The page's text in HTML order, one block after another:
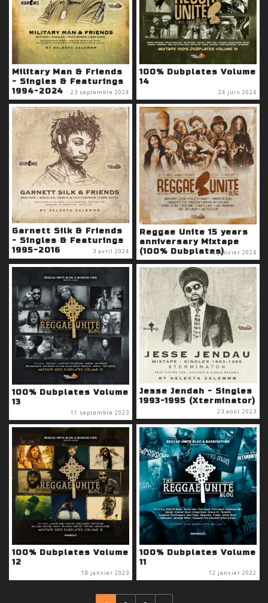
Military Man & Friends
- Singles & Featurings
1994-2024
23 septembre 2024
100% Dubplates Volume
14
24 juin 2024
Garnett Silk & Friends
- Singles & Featurings
1995-2016
3 avril 2024
Reggae Unite 15 years
anniversary Mixtape
(100% Dubplates)14 janvier 2024
100% Dubplates Volume
13
11 septembre 2023
Jesse Jendah - Singles
1993-1995 (Xterminator)
23 août 2023
100% Dubplates Volume
12
18 janvier 2023
100% Dubplates Volume
11
12 janvier 2022